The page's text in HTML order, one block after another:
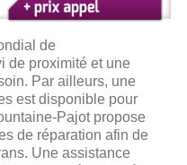
de
de proximité et une
Par ailleurs, une
est disponible pour
Pajot propose
de réparation afin de
Une assistance